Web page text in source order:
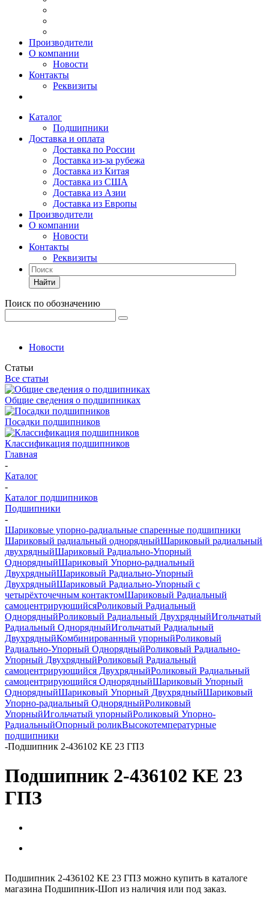
Производители
О компании
Новости
Контакты
Реквизиты
Каталог
Подшипники
Доставка и оплата
Доставка по России
Доставка из-за рубежа
Доставка из Китая
Доставка из США
Доставка из Азии
Доставка из Европы
Производители
О компании
Новости
Контакты
Реквизиты
Найти
Поиск по обозначению
Новости
Статьи
Все статьи
Общие сведения о подшипниках
Посадки подшипников
Классификация подшипников
Главная
-
Каталог
-
Каталог подшипников
Подшипники
-
Шариковые упорно-радиальные спаренные подшипники
Шариковый радиальный однорядныйШариковый радиальный
двухрядныйШариковый Радиально-Упорный
ОднорядныйШариковый Упорно-радиальный
ДвухрядныйШариковый Радиально-Упорный
ДвухрядныйШариковый Радиально-Упорный с
четырёхточечным контактомШариковый Радиальный
самоцентрирующийсяРоликовый Радиальный
ОднорядныйРоликовый Радиальный ДвухрядныйИгольчатый
Радиальный ОднорядныйИгольчатый Радиальный
ДвухрядныйКомбинированный упорныйРоликовый
Радиально-Упорный ОднорядныйРоликовый Радиально-
Упорный ДвухрядныйРоликовый Радиальный
самоцентрирующийся ДвухрядныйРоликовый Радиальный
самоцентрирующийся ОднорядныйШариковый Упорный
ОднорядныйШариковый Упорный ДвухрядныйШариковый
Упорно-радиальный ОднорядныйРоликовый
УпорныйИгольчатый упорныйРоликовый Упорно-
РадиальныйОпорный роликВысокотемпературные
подшипники
-Подшипник 2-436102 КЕ 23 ГПЗ
Подшипник 2-436102 КЕ 23
ГПЗ
Подшипник 2-436102 КЕ 23 ГПЗ можно купить в каталоге
магазина Подшипник-Шоп из наличия или под заказ.